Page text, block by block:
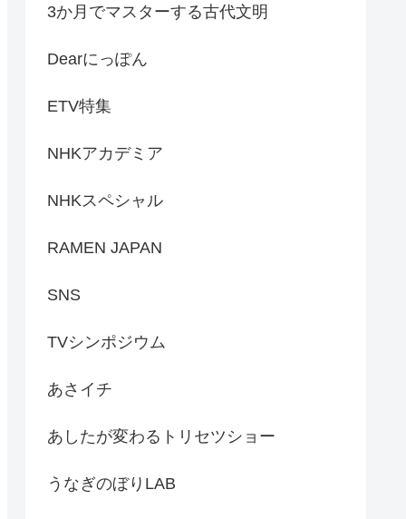
3か月でマスターする古代文明
Dearにっぽん
ETV特集
NHKアカデミア
NHKスペシャル
RAMEN JAPAN
SNS
TVシンポジウム
あさイチ
あしたが変わるトリセツショー
うなぎのぼりLAB